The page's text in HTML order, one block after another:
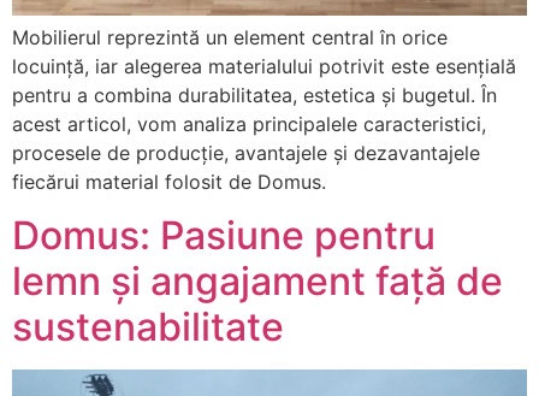
Mobilierul reprezintă un element central în orice
locuință, iar alegerea materialului potrivit este esențială
pentru a combina durabilitatea, estetica și bugetul. În
acest articol, vom analiza principalele caracteristici,
procesele de producție, avantajele și dezavantajele
fiecărui material folosit de Domus.
Domus: Pasiune pentru
lemn și angajament față de
sustenabilitate